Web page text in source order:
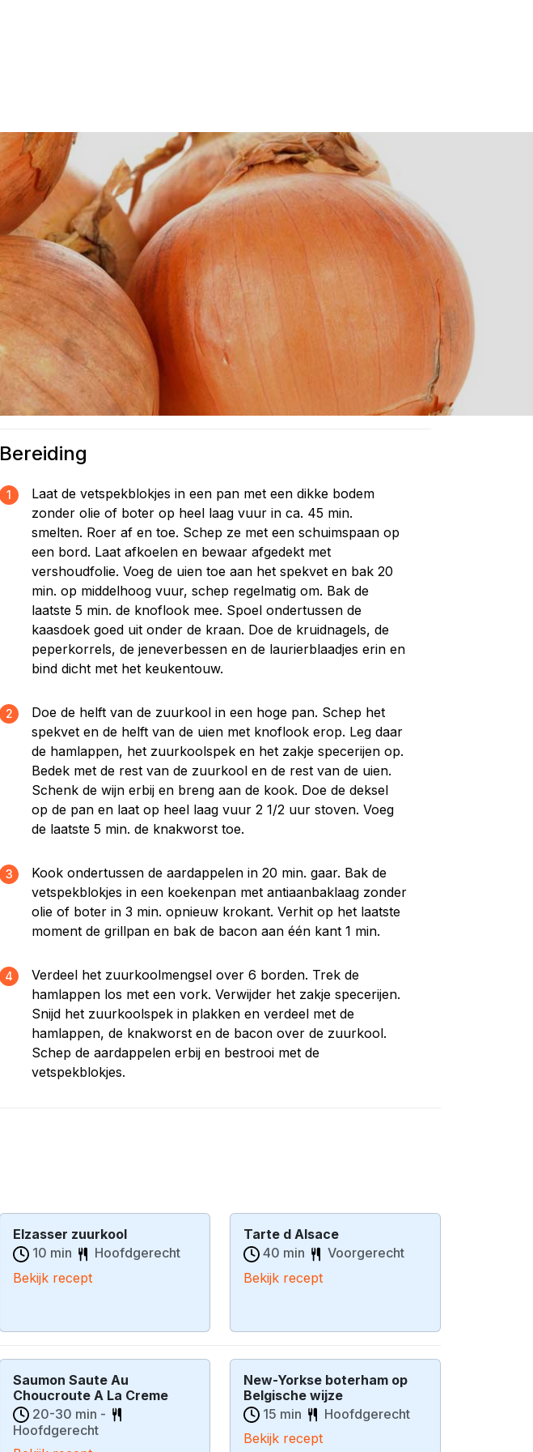
Bereiding
1
Laat de vetspekblokjes in een pan met een dikke bodem
zonder olie of boter op heel laag vuur in ca. 45 min.
smelten. Roer af en toe. Schep ze met een schuimspaan op
een bord. Laat afkoelen en bewaar afgedekt met
vershoudfolie. Voeg de uien toe aan het spekvet en bak 20
min. op middelhoog vuur, schep regelmatig om. Bak de
laatste 5 min. de knoflook mee. Spoel ondertussen de
kaasdoek goed uit onder de kraan. Doe de kruidnagels, de
peperkorrels, de jeneverbessen en de laurierblaadjes erin en
bind dicht met het keukentouw.
2
Doe de helft van de zuurkool in een hoge pan. Schep het
spekvet en de helft van de uien met knoflook erop. Leg daar
de hamlappen, het zuurkoolspek en het zakje specerijen op.
Bedek met de rest van de zuurkool en de rest van de uien.
Schenk de wijn erbij en breng aan de kook. Doe de deksel
op de pan en laat op heel laag vuur 2 1/2 uur stoven. Voeg
de laatste 5 min. de knakworst toe.
3
Kook ondertussen de aardappelen in 20 min. gaar. Bak de
vetspekblokjes in een koekenpan met antiaanbaklaag zonder
olie of boter in 3 min. opnieuw krokant. Verhit op het laatste
moment de grillpan en bak de bacon aan één kant 1 min.
4
Verdeel het zuurkoolmengsel over 6 borden. Trek de
hamlappen los met een vork. Verwijder het zakje specerijen.
Snijd het zuurkoolspek in plakken en verdeel met de
hamlappen, de knakworst en de bacon over de zuurkool.
Schep de aardappelen erbij en bestrooi met de
vetspekblokjes.
Elzasser zuurkool
10 min
Hoofdgerecht
Bekijk recept
Tarte d Alsace
40 min
Voorgerecht
Bekijk recept
Saumon Saute Au
Choucroute A La Creme
20-30 min -
Hoofdgerecht
New-Yorkse boterham op
Belgische wijze
15 min
Hoofdgerecht
Bekijk recept